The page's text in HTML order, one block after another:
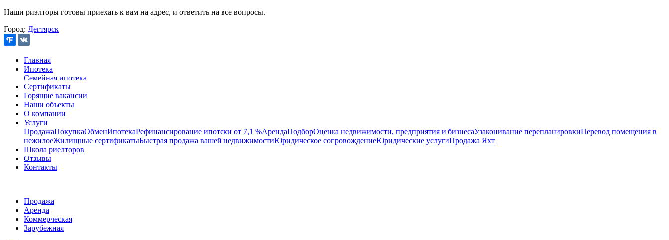
Наши риэлторы готовы приехать к вам на адрес, и ответить на все вопросы.
Город: Дегтярск
Главная
Ипотека
Семейная ипотека
Сертификаты
Горящие вакансии
Наши объекты
О компании
Услуги
ПродажаПокупкаОбменИпотекаРефинансирование ипотеки от 7,1 %АрендаПодборОценка недвижимости, предприятия и бизнесаУзаконивание перепланировкиПеревод помещения в
нежилоеЖилищные сертификатыБыстрая продажа вашей недвижимостиЮридическое сопровождениеЮридические услугиПродажа Яхт
Школа риелторов
Отзывы
Контакты
Продажа
Аренда
Коммерческая
Зарубежная